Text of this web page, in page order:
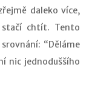
daleko více,
stačí chtít. Tento
“Děláme
nic jednoduššího